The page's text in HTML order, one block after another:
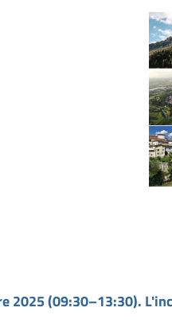
2025 (09:30–13:30).